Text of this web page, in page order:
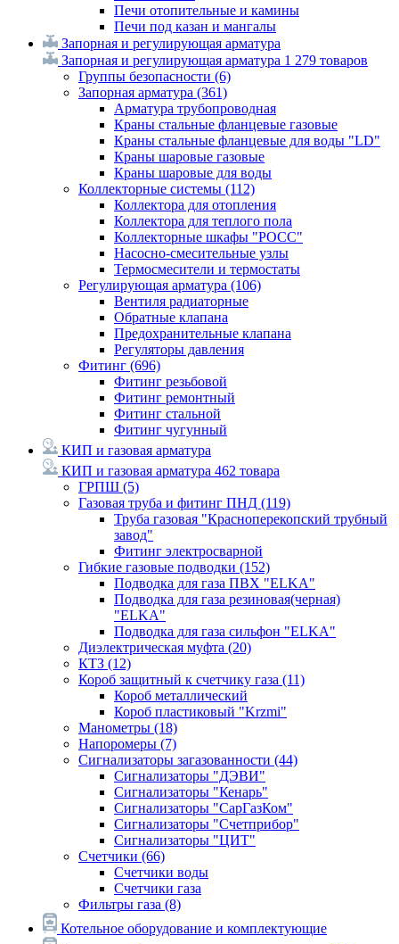
Печи отопительные и камины
Печи под казан и мангалы
Запорная и регулирующая арматура
Запорная и регулирующая арматура 1 279 товаров
Группы безопасности (6)
Запорная арматура (361)
Арматура трубопроводная
Краны стальные фланцевые газовые
Краны стальные фланцевые для воды "LD"
Краны шаровые газовые
Краны шаровые для воды
Коллекторные системы (112)
Коллектора для отопления
Коллектора для теплого пола
Коллекторные шкафы "РОСС"
Насосно-смесительные узлы
Термосмесители и термостаты
Регулирующая арматура (106)
Вентиля радиаторные
Обратные клапана
Предохранительные клапана
Регуляторы давления
Фитинг (696)
Фитинг резьбовой
Фитинг ремонтный
Фитинг стальной
Фитинг чугунный
КИП и газовая арматура
КИП и газовая арматура 462 товара
ГРПШ (5)
Газовая труба и фитинг ПНД (119)
Труба газовая "Красноперекопский трубный
завод"
Фитинг электросварной
Гибкие газовые подводки (152)
Подводка для газа ПВХ "ELKA"
Подводка для газа резиновая(черная)
"ELKA"
Подводка для газа сильфон "ELKA"
Диэлектрическая муфта (20)
КТЗ (12)
Короб защитный к счетчику газа (11)
Короб металлический
Короб пластиковый "Krzmi"
Манометры (18)
Напоромеры (7)
Сигнализаторы загазованности (44)
Сигнализаторы "ДЭВИ"
Сигнализаторы "Кенарь"
Сигнализаторы "СарГазКом"
Сигнализаторы "Счетприбор"
Сигнализаторы "ЦИТ"
Счетчики (66)
Счетчики воды
Счетчики газа
Фильтры газа (8)
Котельное оборудование и комплектующие